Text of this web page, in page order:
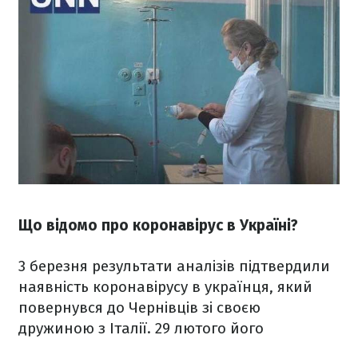
Що відомо про коронавірус в Україні?
3 березня результати аналізів підтвердили
наявність коронавірусу в українця, який
повернувся до Чернівців зі своєю
дружиною з Італії. 29 лютого його